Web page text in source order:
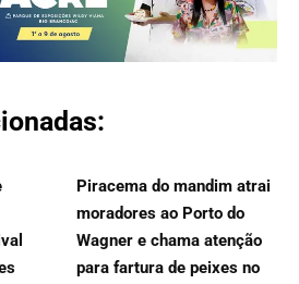
Piracema do mandim atrai
moradores ao Porto do
Wagner e chama atenção
para fartura de peixes no